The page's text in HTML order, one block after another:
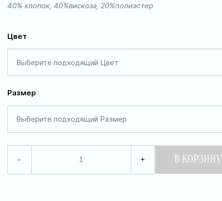
40% хлопок, 40%вискоза, 20%полиэстер
Цвет
Выберите подходящий Цвет
Размер
Выберите подходящий Размер
- + В КОРЗИНУ